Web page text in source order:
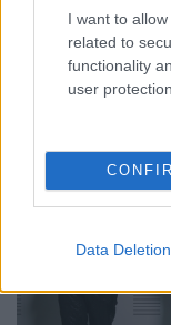
I want to
related to
functionality
user protection.
Data Deletion
amiben azt